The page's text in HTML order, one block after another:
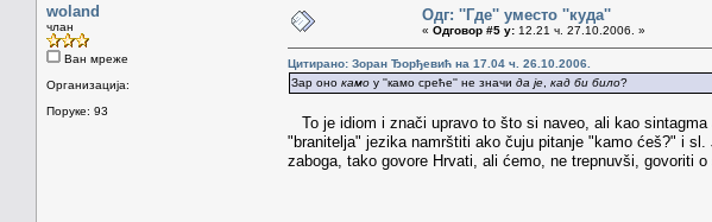
woland
члан
Ван мреже
Организација:
Поруке: 93
Одг: ''Где'' уместо ''куда''
« Одговор #5 у: 12.21 ч. 27.10.2006. »
Цитирано: Зоран Ђорђевић на 17.04 ч. 26.10.2006.
Зар оно камо у ''камо среће'' не значи да је кад би било?
To je idiom i znači upravo to što si naveo, ali kao
"branitelja" jezika namrštiti ako čuju pitanje "kamo ćeš?" i
zaboga, tako govore Hrvati, ali ćemo, ne trepnuvši, govoriti